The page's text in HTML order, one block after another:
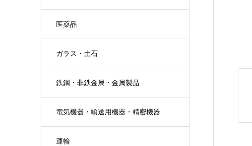
医薬品
ガラス・土石
鉄鋼・非鉄金属・金属製品
電気機器・輸送用機器・精密機器
運輸